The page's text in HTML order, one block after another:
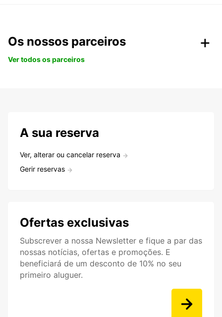
Os nossos parceiros
Ver todos os parceiros
A sua reserva
Ver, alterar ou cancelar reserva
Gerir reservas
Ofertas exclusivas
Subscrever a nossa Newsletter e fique a par das
nossas notícias, ofertas e promoções. E
beneficiará de um desconto de 10% no seu
primeiro aluguer.